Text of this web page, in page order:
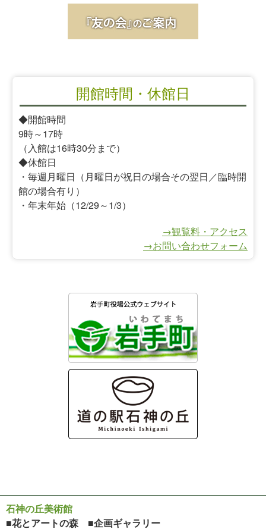
開館時間・休館日
◆開館時間
9時～17時
（入館は16時30分まで）
◆休館日
・毎週月曜日（月曜日が祝日の場合その翌日／臨時開
館の場合有り）
・年末年始（12/29～1/3）
→観覧料・アクセス
→お問い合わせフォーム
石神の丘美術館
■花とアートの森 ■企画ギャラリー